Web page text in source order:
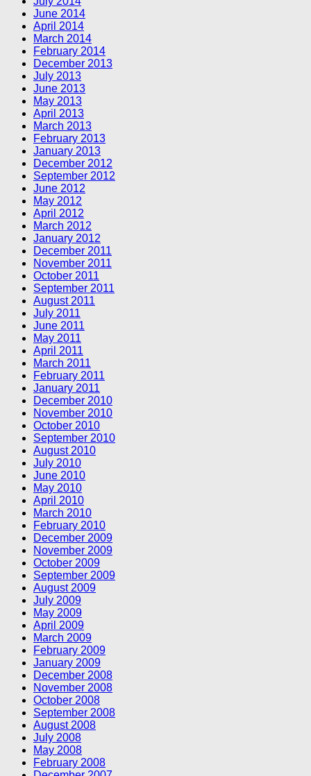
June 2014
April 2014
March 2014
February 2014
December 2013
July 2013
June 2013
May 2013
April 2013
March 2013
February 2013
January 2013
December 2012
September 2012
June 2012
May 2012
April 2012
March 2012
January 2012
December 2011
November 2011
October 2011
September 2011
August 2011
July 2011
June 2011
May 2011
April 2011
March 2011
February 2011
January 2011
December 2010
November 2010
October 2010
September 2010
August 2010
July 2010
June 2010
May 2010
April 2010
March 2010
February 2010
December 2009
November 2009
October 2009
September 2009
August 2009
July 2009
May 2009
April 2009
March 2009
February 2009
January 2009
December 2008
November 2008
October 2008
September 2008
August 2008
July 2008
May 2008
February 2008